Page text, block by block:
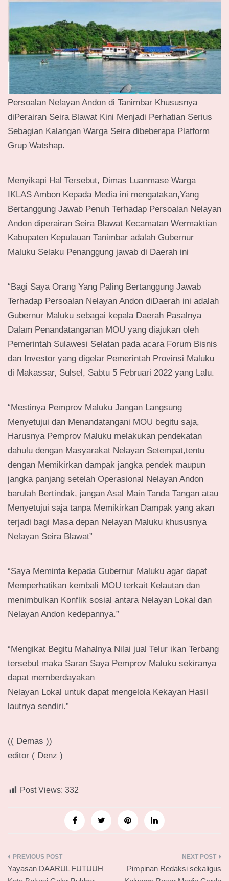
Persoalan Nelayan Andon di Tanimbar Khususnya
diPerairan Seira Blawat Kini Menjadi Perhatian Serius
Sebagian Kalangan Warga Seira dibeberapa Platform
Grup Watshap.
Menyikapi Hal Tersebut, Dimas Luanmase Warga
IKLAS Ambon Kepada Media ini mengatakan,Yang
Bertanggung Jawab Penuh Terhadap Persoalan Nelayan
Andon diperairan Seira Blawat Kecamatan Wermaktian
Kabupaten Kepulauan Tanimbar adalah Gubernur
Maluku Selaku Penanggung jawab di Daerah ini
“Bagi Saya Orang Yang Paling Bertanggung Jawab
Terhadap Persoalan Nelayan Andon diDaerah ini adalah
Gubernur Maluku sebagai kepala Daerah Pasalnya
Dalam Penandatanganan MOU yang diajukan oleh
Pemerintah Sulawesi Selatan pada acara Forum Bisnis
dan Investor yang digelar Pemerintah Provinsi Maluku
di Makassar, Sulsel, Sabtu 5 Februari 2022 yang Lalu.
“Mestinya Pemprov Maluku Jangan Langsung
Menyetujui dan Menandatangani MOU begitu saja,
Harusnya Pemprov Maluku melakukan pendekatan
dahulu dengan Masyarakat Nelayan Setempat,tentu
dengan Memikirkan dampak jangka pendek maupun
jangka panjang setelah Operasional Nelayan Andon
barulah Bertindak, jangan Asal Main Tanda Tangan atau
Menyetujui saja tanpa Memikirkan Dampak yang akan
terjadi bagi Masa depan Nelayan Maluku khususnya
Nelayan Seira Blawat”
“Saya Meminta kepada Gubernur Maluku agar dapat
Memperhatikan kembali MOU terkait Kelautan dan
menimbulkan Konflik sosial antara Nelayan Lokal dan
Nelayan Andon kedepannya.”
“Mengikat Begitu Mahalnya Nilai jual Telur ikan Terbang
tersebut maka Saran Saya Pemprov Maluku sekiranya
dapat memberdayakan
Nelayan Lokal untuk dapat mengelola Kekayan Hasil
lautnya sendiri.”
(( Demas ))
editor ( Denz )
Post Views: 332
Navigasi
Yayasan DAARUL FUTUUH
Pimpinan Redaksi sekaligus